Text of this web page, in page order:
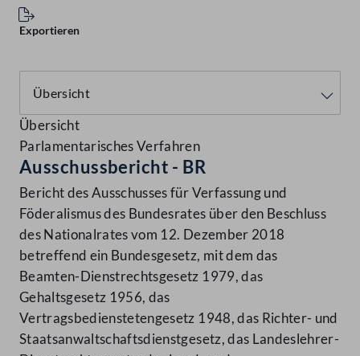
Exportieren
Übersicht
Parlamentarisches Verfahren
Ausschussbericht - BR
Bericht des Ausschusses für Verfassung und
Föderalismus des Bundesrates über den Beschluss
des Nationalrates vom 12. Dezember 2018
betreffend ein Bundesgesetz, mit dem das
Beamten-Dienstrechtsgesetz 1979, das
Gehaltsgesetz 1956, das
Vertragsbedienstetengesetz 1948, das Richter- und
Staatsanwaltschaftsdienstgesetz, das Landeslehrer-